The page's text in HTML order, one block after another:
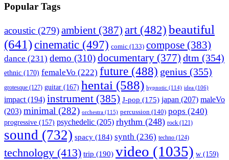
Popular Tags
acoustic (279)ambient (387) art (482) beautiful
(641)cinematic (497) comic (133) compose (383)
dance (231) demo (310)documentary (377) dtm (354)
ethnic (170) femaleVo (222) future (488) genius (355)
grotesque (127) guitar (167) hentai (588) hypnotic (114) idea (106)
impact (194) instrument (385) J-pop (175) japan (207) maleVo
(203) minimal (282) orchestra (115) percussion (140) pops (240)
progressive (157) psychedelic (205) rhythm (248) rock (121)
sound (732) spacy (184) synth (236) techno (124)
technology (413) trip (190) video (1035) w (159)